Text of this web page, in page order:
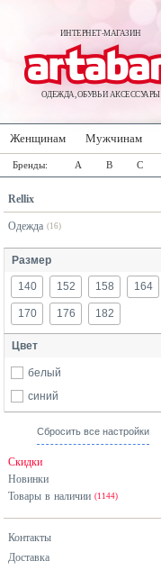
ИНТЕРНЕТ-МАГАЗИН
ОДЕЖДА, ОБУВЬ И АКСЕССУАРЫ
Женщинам Мужчинам
Бренды: A B C
Rellix
Одежда (16)
Размер
140 152 158 164
170 176 182
Цвет
белый
синий
Сбросить все настройки
Скидки
Новинки
Товары в наличии (1144)
Контакты
Доставка